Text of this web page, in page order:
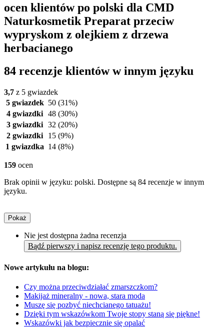
ocen klientów po polski dla CMD
Naturkosmetik Preparat przeciw
wypryskom z olejkiem z drzewa
herbacianego
84 recenzje klientów w innym języku
3,7 z 5 gwiazdek
5 gwiazdek 50 (31%)
4 gwiazdki 48 (30%)
3 gwiazdki 32 (20%)
2 gwiazdki
15 (9%)
1 gwiazdka 14 (8%)
159 ocen
Brak opinii w języku: polski. Dostępne są 84 recenzje w innym
języku.
Pokaż
Nie jest dostępna żadna recenzja
Bądź pierwszy i napisz recenzję tego produktu.
Nowe artykułu na blogu:
Czy można przeciwdziałać zmarszczkom?
Makijaż mineralny - nowa, stara moda
Muszę się pozbyć niechcianego tatuażu!
Dzięki tym wskazówkom Twoje stopy staną się piękne!
Wskazówki jak bezpiecznie się opalać